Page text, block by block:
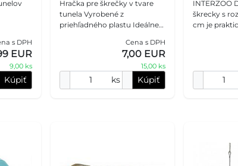
s DPH
EUR
9,00 ks
Kúpiť
Hračka pre škrečky v tvare
tunela Vyrobené z
priehľadného plastu Ideálne
modulárne klietky pre
škrečky Zmiešané farby
Cena s DPH
7,00 EUR
15,00 ks
ks Kúpiť
INTERZOO
škrecky s
cm je
plastový
im útulné